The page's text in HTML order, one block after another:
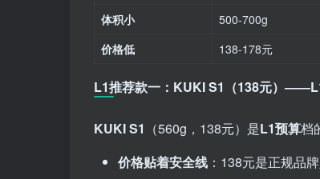
体积小
500-700g
价格低
138-178元
L1推荐款一：KUKI S1（138元）
KUKI S1 （560g，138元）是L1预算档
价格贴着安全线 ：138元是正规品